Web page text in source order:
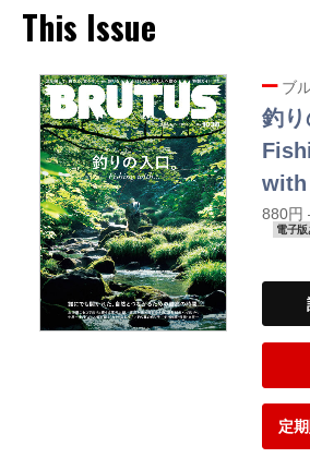
This Issue
ブ
釣り
with
880円
電子版
定